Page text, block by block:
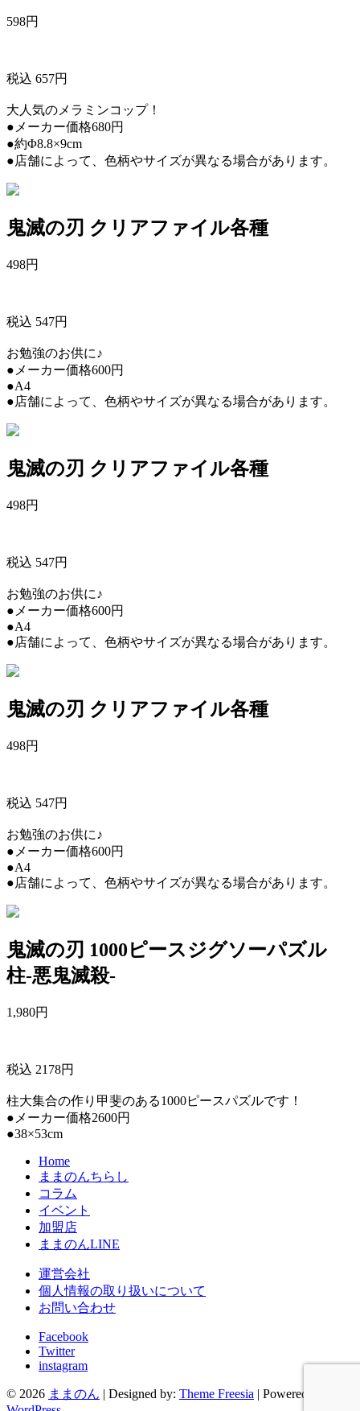
598円
税込 657円
大人気のメラミンコップ！
●メーカー価格680円
●約Φ8.8×9cm
●店舗によって、色柄やサイズが異なる場合があります。
鬼滅の刃 クリアファイル各種
498円
税込 547円
お勉強のお供に♪
●メーカー価格600円
●A4
●店舗によって、色柄やサイズが異なる場合があります。
鬼滅の刃 クリアファイル各種
498円
税込 547円
お勉強のお供に♪
●メーカー価格600円
●A4
●店舗によって、色柄やサイズが異なる場合があります。
鬼滅の刃 クリアファイル各種
498円
税込 547円
お勉強のお供に♪
●メーカー価格600円
●A4
●店舗によって、色柄やサイズが異なる場合があります。
鬼滅の刃 1000ピースジグソーパズル
柱-悪鬼滅殺-
1,980円
税込 2178円
柱大集合の作り甲斐のある1000ピースパズルです！
●メーカー価格2600円
●38×53cm
Home
ままのんちらし
コラム
イベント
加盟店
ままのんLINE
運営会社
個人情報の取り扱いについて
お問い合わせ
Facebook
Twitter
instagram
© 2026 ままのん | Designed by: Theme Freesia | Powered by: